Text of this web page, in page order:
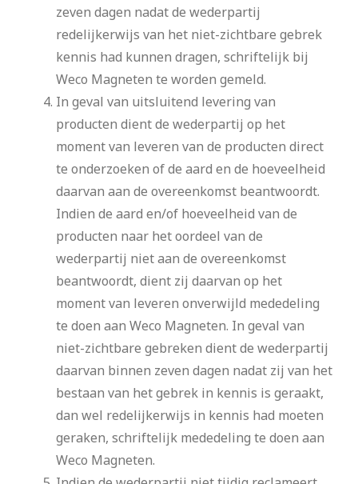
zeven dagen nadat de wederpartij
redelijkerwijs van het niet-zichtbare gebrek
kennis had kunnen dragen, schriftelijk bij
Weco Magneten te worden gemeld.
In geval van uitsluitend levering van
producten dient de wederpartij op het
moment van leveren van de producten direct
te onderzoeken of de aard en de hoeveelheid
daarvan aan de overeenkomst beantwoordt.
Indien de aard en/of hoeveelheid van de
producten naar het oordeel van de
wederpartij niet aan de overeenkomst
beantwoordt, dient zij daarvan op het
moment van leveren onverwijld mededeling
te doen aan Weco Magneten. In geval van
niet-zichtbare gebreken dient de wederpartij
daarvan binnen zeven dagen nadat zij van het
bestaan van het gebrek in kennis is geraakt,
dan wel redelijkerwijs in kennis had moeten
geraken, schriftelijk mededeling te doen aan
Weco Magneten.